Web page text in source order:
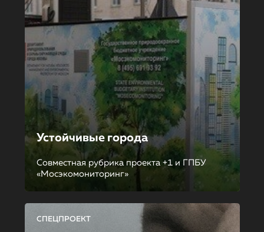
Устойчивые города
Совместная рубрика проекта +1 и ГПБУ
«Мосэкомониторинг»
СПЕЦПРОЕКТ